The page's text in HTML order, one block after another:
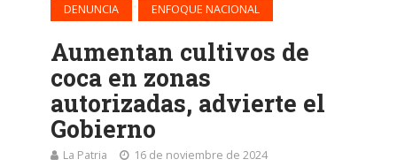
DENUNCIA ENFOQUE NACIONAL
Aumentan cultivos de
coca en zonas
autorizadas, advierte el
Gobierno
La Patria
16 de noviembre de 2024